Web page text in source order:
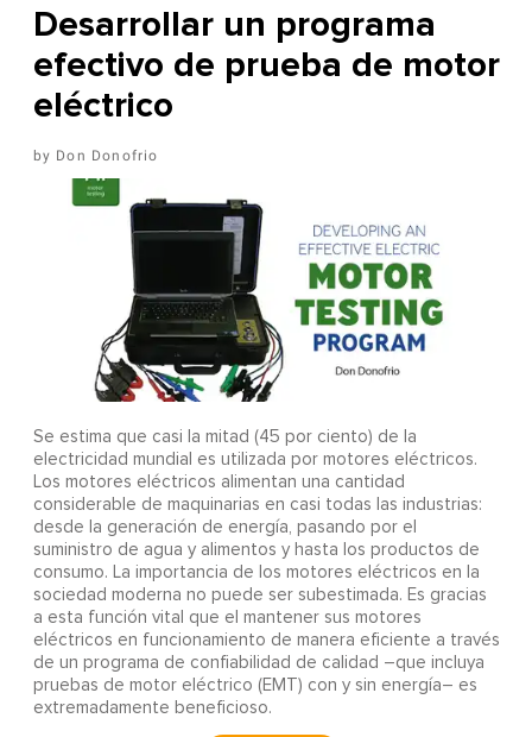
Desarrollar un programa
efectivo de prueba de motor
eléctrico
Don Donofrio
Se estima que casi la mitad (45 por ciento) de la
electricidad mundial es utilizada por motores eléctricos.
Los motores eléctricos alimentan una cantidad
considerable de maquinarias en casi todas las industrias:
desde la generación de energía, pasando por el
suministro de agua y alimentos y hasta los productos de
consumo. La importancia de los motores eléctricos en la
sociedad moderna no puede ser subestimada. Es gracias
a esta función vital que el mantener sus motores
eléctricos en funcionamiento de manera eficiente a través
de un programa de confiabilidad de calidad –que incluya
pruebas de motor eléctrico (EMT) con y sin energía– es
extremadamente beneficioso.